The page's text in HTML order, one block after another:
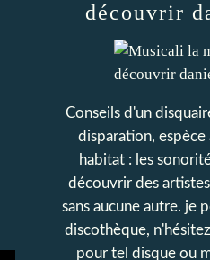
découvrir
Conseils d'un
disparation, espèce
habitat : les
découvrir des
sans aucune autre. je
discothèque,
pour tel disque ou